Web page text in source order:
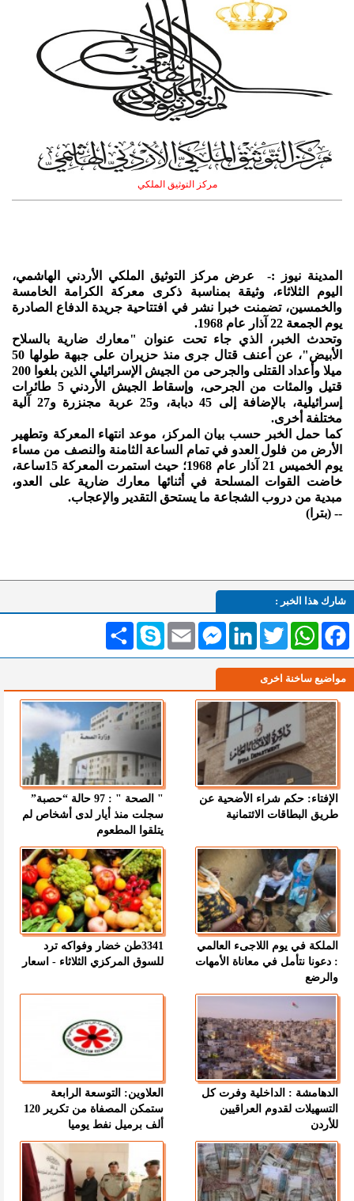
مركز التوثيق الملكي
المدينة نيوز :- عرض مركز التوثيق الملكي الأردني الهاشمي،
اليوم الثلاثاء، وثيقة بمناسبة ذكرى معركة الكرامة الخامسة
والخمسين، تضمنت خبرا نشر في افتتاحية جريدة الدفاع الصادرة
يوم الجمعة 22 آذار عام 1968.
وتحدث الخبر، الذي جاء تحت عنوان "معارك ضارية بالسلاح
الأبيض"، عن أعنف قتال جرى منذ حزيران على جبهة طولها 50
ميلا وأعداد القتلى والجرحى من الجيش الإسرائيلي الذين بلغوا 200
قتيل والمئات من الجرحى، وإسقاط الجيش الأردني 5 طائرات
إسرائيلية، بالإضافة إلى 45 دبابة، و25 عربة مجنزرة و27 آلية
مختلفة أخرى.
كما حمل الخبر حسب بيان المركز، موعد انتهاء المعركة وتطهير
الأرض من فلول العدو في تمام الساعة الثامنة والنصف من مساء
يوم الخميس 21 آذار عام 1968؛ حيث استمرت المعركة 15ساعة،
خاضت القوات المسلحة في أثنائها معارك ضارية على العدو،
مبدية من دروب الشجاعة ما يستحق التقدير والإعجاب.
-- (بترا)
شارك هذا الخبر :
انشر Skype Email
MessengerLinkedInTwitterWhatsAppFacebook
مواضيع ساخنة اخرى
الإفتاء: حكم شراء الأضحية عن
طريق البطاقات الائتمانية
" الصحة " : 97 حالة “حصبة”
سجلت منذ أيار لدى أشخاص لم
يتلقوا المطعوم
الملكة في يوم اللاجىء العالمي
: دعونا نتأمل في معاناة الأمهات
والرضع
3341طن خضار وفواكه ترد
للسوق المركزي الثلاثاء - اسعار
الدهامشة : الداخلية وفرت كل
التسهيلات لقدوم العراقيين
للأردن
العلاوين: التوسعة الرابعة
ستمكن المصفاة من تكرير 120
ألف برميل نفط يوميا